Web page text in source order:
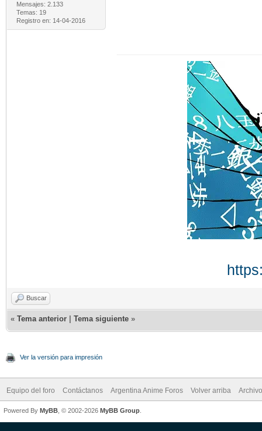
Mensajes: 2.133
Temas: 19
Registro en: 14-04-2016
Buscar
« Tema anterior Tema siguiente »
Ver la versión para impresión
Equipo del foro Contáctanos Argentina Anime Foros Volver arriba
Powered By MyBB , © 2002-2026 MyBB Group